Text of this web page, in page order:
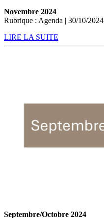
Novembre 2024
Rubrique : Agenda | 30/10/2024
LIRE LA SUITE
Septembre/Octobre 2024